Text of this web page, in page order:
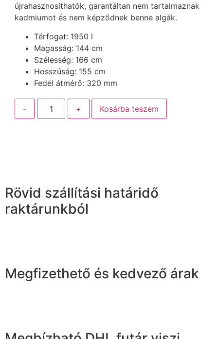
újrahasznosíthatók, garantáltan nem tartalmaznak
kadmiumot és nem képződnek benne algák.
Térfogat: 1950 l
Magasság: 144 cm
Szélesség: 166 cm
Hosszúság: 155 cm
Fedél átmérő: 320 mm
- + Kosárba teszem
Rövid szállítási határidő
raktárunkból
Megfizethető és kedvező árak